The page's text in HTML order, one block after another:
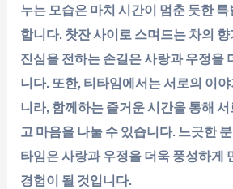
누는 모습은 마치 시간이 멈춘 듯한
합니다. 찻잔 사이로 스며드는 차의
진심을 전하는 손길은 사랑과 우정을
니다. 또한, 티타임에서는 서로의 이
니라, 함께하는 즐거운 시간을 통해
고 마음을 나눌 수 있습니다. 느긋한
타임은 사랑과 우정을 더욱 풍성하게
경험이 될 것입니다.